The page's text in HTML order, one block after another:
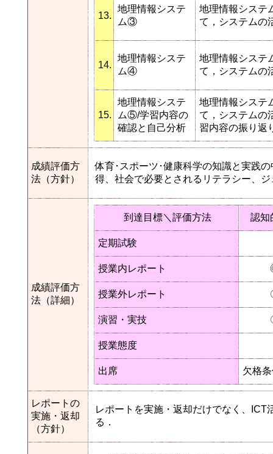
13.
地理情報システ
ム③
地理情報システ
て，システムの
14.
地理情報システ
ム④
地理情報システ
て，システムの
15.
地理情報システ
ム⑤/学習内容の
確認と自己分析
地理情報システ
て，システムの
習内容の振り返
成績評価方
法（方針）
体育･スポーツ･健康科学の知識と実践
得、社会で必要とされるリテラシー、
成績評価方
法（詳細）
到達目標＼評価方法 認知
定期試験
授業内レポート
授業外レポート
演習・実技
授業態度
出席 欠格
レポートの
実施・返却
（方針）
レポートを実施・返却だけでなく、
る．